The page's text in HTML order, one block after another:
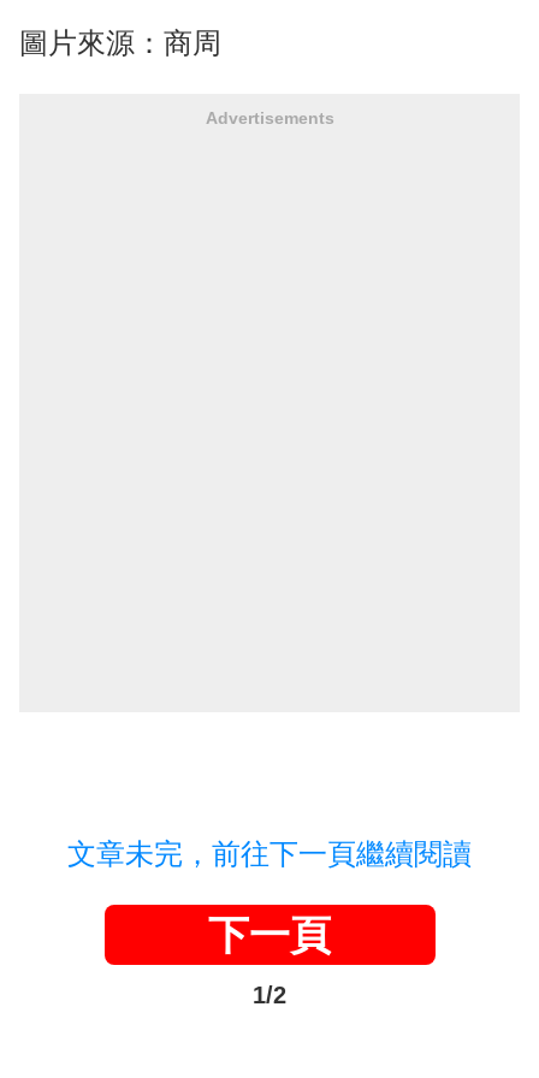
圖片來源：商周
Advertisements
文章未完，前往下一頁繼續閱讀
下一頁
1/2